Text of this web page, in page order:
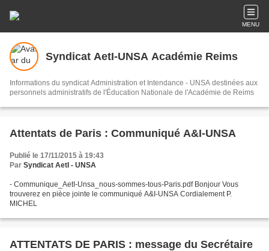
MENU
Syndicat AetI-UNSA Académie Reims
Informations du syndicat Administration et Intendance - UNSA destinées aux
personnels administratifs de l'Éducation Nationale de l'Académie de Reims
Attentats de Paris : Communiqué A&I-UNSA
Publié le 17/11/2015 à 19:43
Par Syndicat AetI - UNSA
- Communique_AetI-Unsa_nous-sommes-tous-Paris.pdf Bonjour Vous
trouverez en pièce jointe le communiqué A&I-UNSA Cordialement P.
MICHEL
ATTENTATS DE PARIS : message du Secrétaire